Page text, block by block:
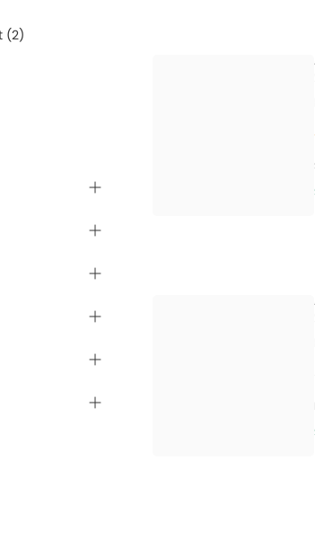
(2)